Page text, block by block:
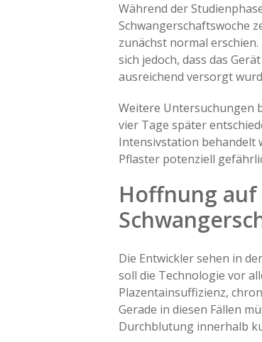
Während der
Schwangerschaftswoche
zunächst normal
sich jedoch, dass das
ausreichend versorgt
Weitere Untersuchungen
vier Tage später
Intensivstation behandelt
Pflaster potenziell
Hoffnung
Die Entwickler sehen in
soll die Technologie vor
Plazentainsuffizienz,
Gerade in diesen Fällen
Durchblutung innerhalb